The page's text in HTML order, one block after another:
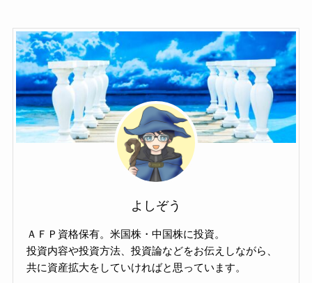
よしぞう
ＡＦＰ資格保有。米国株・中国株に投資。
投資内容や投資方法、投資論などをお伝えしながら、
共に資産拡大をしていければと思っています。